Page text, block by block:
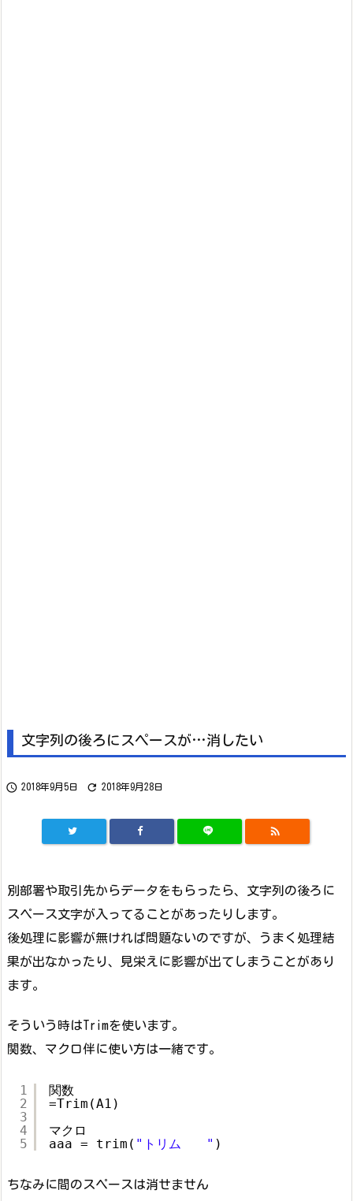
文字列の後ろにスペースが…消したい
 2018年9月5日  2018年9月28日

別部署や取引先からデータをもらったら、文字列の後ろに
スペース文字が入ってることがあったりします。
後処理に影響が無ければ問題ないのですが、うまく処理結
果が出なかったり、見栄えに影響が出てしまうことがあり
ます。
そういう時はTrimを使います。
関数、マクロ伴に使い方は一緒です。
1
2
3
4
5
関数
=Trim(A1)
マクロ
aaa = trim( "トリム　　" )
ちなみに間のスペースは消せません